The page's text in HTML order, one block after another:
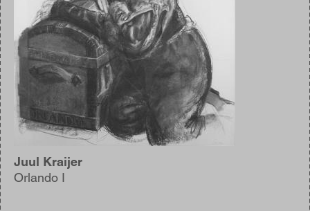
Juul Kraijer
Orlando I